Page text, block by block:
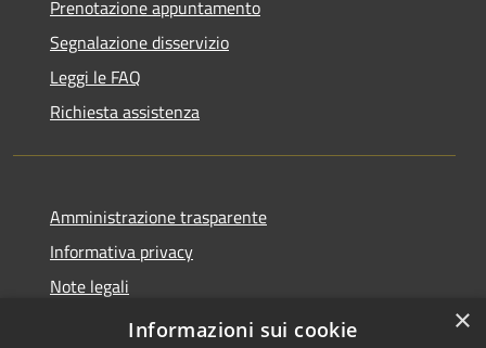
Prenotazione appuntamento
Segnalazione disservizio
Leggi le FAQ
Richiesta assistenza
Amministrazione trasparente
Informativa privacy
Note legali
Dichiarazione di accessibilità
×
Informazioni sui cookie